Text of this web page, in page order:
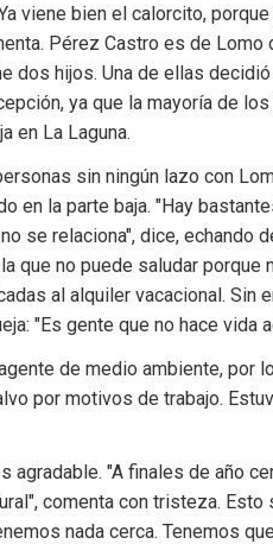
viene bien el calorcito,
Pérez Castro es de
dos hijos. Una de ellas
ya que la mayoría de
en La Laguna.
sin ningún lazo con
en la parte baja. "Hay
se relaciona", dice, echando
que no puede saludar porque
al alquiler vacacional. Sin
"Es gente que no hace vida
de medio ambiente, por
por motivos de trabajo.
agradable. "A finales de año
comenta con tristeza.
nada cerca. Tenemos